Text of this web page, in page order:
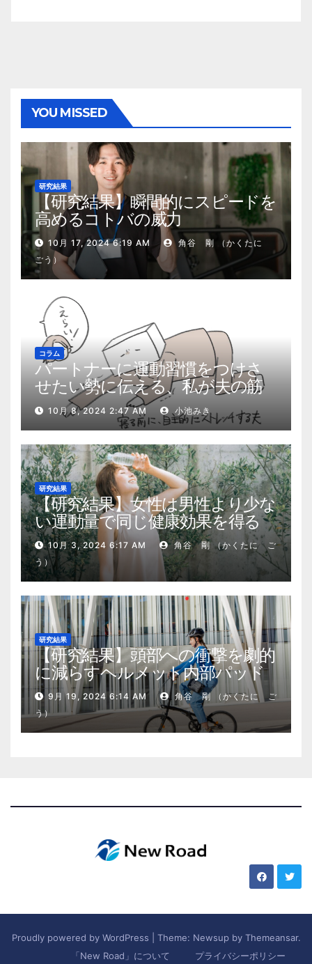
YOU MISSED
研究結果
【研究結果】瞬間的にスピードを
高めるコトバの威力
10月 17, 2024 6:19 AM
角谷 剛 （かくたに
ごう）
コラム
パートナーに運動習慣をつけさ
せたい勢に伝える、私が夫の筋
肉量を2kg増やした5ステップ
10月 8, 2024 2:47 AM 小池みき
研究結果
【研究結果】女性は男性より少な
い運動量で同じ健康効果を得る
10月 3, 2024 6:17 AM
角谷 剛 （かくたに ご
う）
研究結果
【研究結果】頭部への衝撃を劇的
に減らすヘルメット内部パッド
9月 19, 2024 6:14 AM
角谷 剛 （かくたに ご
う）
Proudly powered by WordPress Theme: Newsup by Themeansar.
「New Road」について
プライバシーポリシー